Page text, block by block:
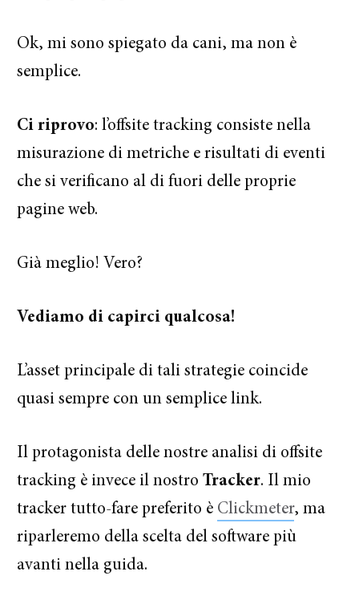
Ok, mi sono spiegato da cani, ma non è
semplice.
Ci riprovo: l’offsite tracking consiste nella
misurazione di metriche e risultati di eventi
che si verificano al di fuori delle proprie
pagine web.
Già meglio! Vero?
Vediamo di capirci qualcosa!
L’asset principale di tali strategie coincide
quasi sempre con un semplice link.
Il protagonista delle nostre analisi di offsite
tracking è invece il nostroTracker. Il mio
tracker tutto-fare preferito è Clickmeter, ma
riparleremo della scelta del software più
avanti nella guida.